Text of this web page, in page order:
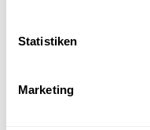
Statistiken
Marketing